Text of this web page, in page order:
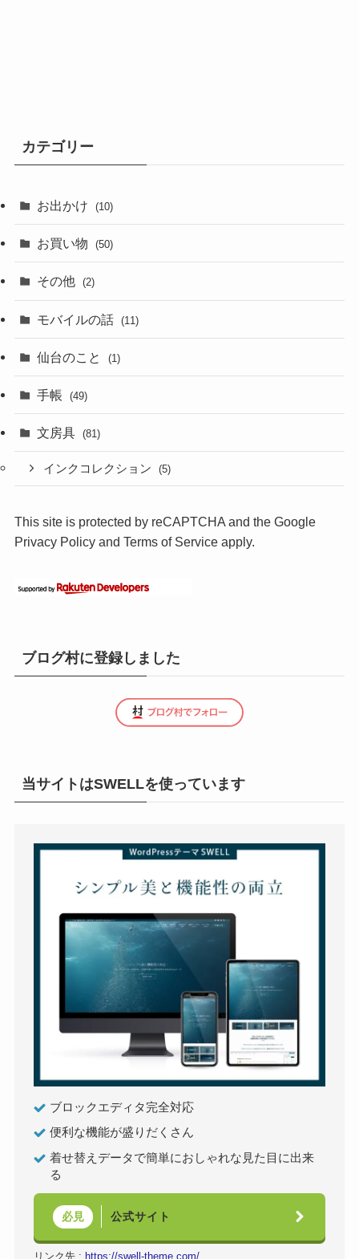
カテゴリー
お出かけ (10)
お買い物 (50)
その他 (2)
モバイルの話 (11)
仙台のこと (1)
手帳 (49)
文房具 (81)
インクコレクション (5)
This site is protected by reCAPTCHA and the Google
Privacy Policyand Terms of Serviceapply.
ブログ村に登録しました
当サイトはSWELLを使っています
ブロックエディタ完全対応
便利な機能が盛りだくさん
着せ替えデータで簡単におしゃれな見た目に出来
る
必見 公式サイト
リンク先 : https://swell-theme.com/